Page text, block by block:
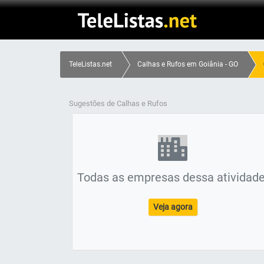
TeleListas.net Calhas e Rufos em Goiânia - GO
Sugestões de Calhas e Rufos
Todas as empresas dessa
Veja agora